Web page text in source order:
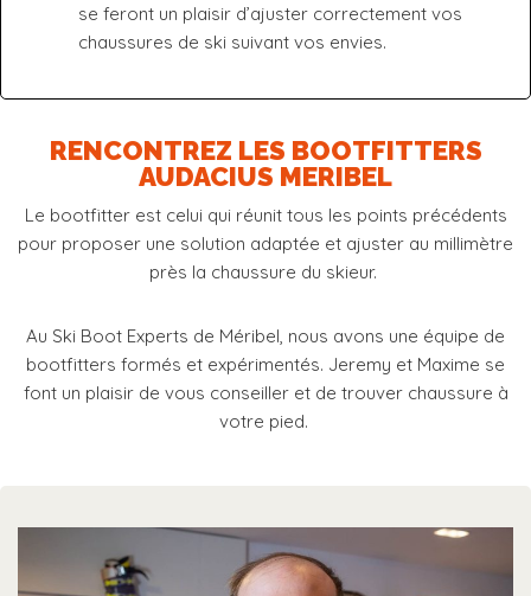
se feront un plaisir d’ajuster correctement vos
chaussures de ski suivant vos envies.
RENCONTREZ LES BOOTFITTERS
AUDACIUS MERIBEL
Le bootfitter est celui qui réunit tous les points précédents
pour proposer une solution adaptée et ajuster au millimètre
près la chaussure du skieur.
Au Ski Boot Experts de Méribel, nous avons une équipe de
bootfitters formés et expérimentés. Jeremy et Maxime se
font un plaisir de vous conseiller et de trouver chaussure à
votre pied.